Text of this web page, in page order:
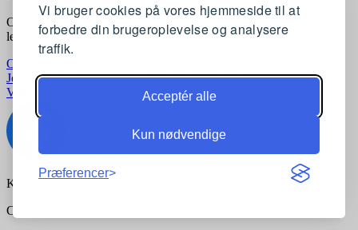
Vi bruger cookies på vores hjemmeside til at
forbedre din brugeroplevelse og analysere
traffik.
Acceptér alle
Kun nødvendige
Præferencer
Opret en profil og få automatisk besked, når der kommer nye
ledningsmontør stillinger, der matcher dine præferencer
Opret profil gratis
Jobkategorier Joblokationer For virksomheder
Vilkår og betingelser
Privatlivspolitik
Kontakt:support@komvidere.dk
Copyright © 2026 komvidere.dk. Alle rettigheder forbeholdes.